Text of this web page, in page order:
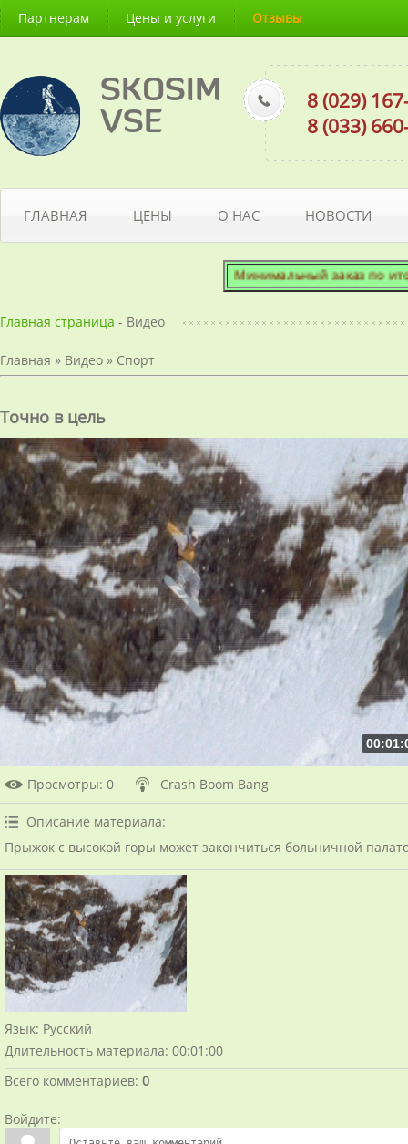
Партнерам Цены и услуги Отзывы
SKOSIM
VSE
8 (029)
8 (033)
ГЛАВНАЯ ЦЕНЫ О НАС НОВОСТИ
Минимальный заказ по
Главная страница - Видео
Главная » Видео » Спорт
Точно в цель
Просмотры: 0 Crash Boom Bang
Описание материала:
Прыжок с высокой горы может закончиться больничной
Язык: Русский
Длительность материала: 00:01:00
Всего комментариев: 0
Войдите: